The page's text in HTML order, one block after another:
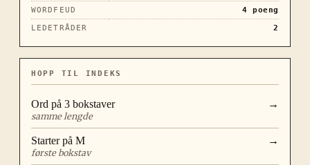
WORDFEUD
4 poeng
LEDETRÅDER
2
HOPP TIL INDEKS
Ord på 3 bokstaver
samme lengde
→
Starter på M
første bokstav
→